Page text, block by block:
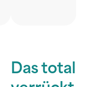
Das total